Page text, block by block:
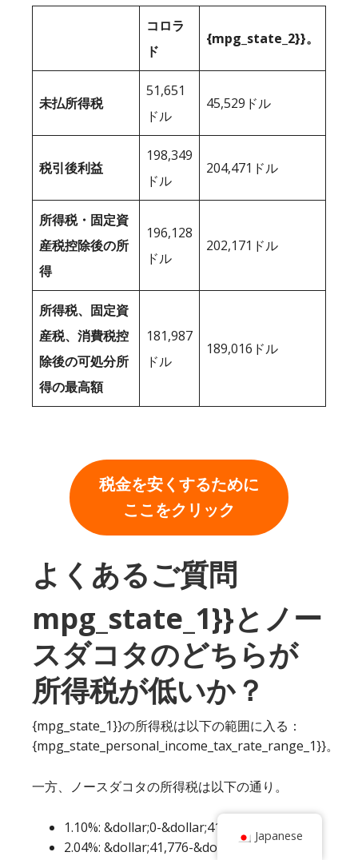
コロラ
ド
{mpg_state_2}}。
未払所得税
51,651
ドル
45,529ドル
税引後利益
198,349
ドル
204,471ドル
所得税・固定資
産税控除後の所
得
196,128
ドル
202,171ドル
所得税、固定資
産税、消費税控
除後の可処分所
得の最高額
181,987
ドル
189,016ドル
税金を安くするために
ここをクリック
よくあるご質問
mpg_state_1}}とノー
スダコタのどちらが
所得税が低いか？
{mpg_state_1}}の所得税は以下の範囲に入る：
{mpg_state_personal_income_tax_rate_range_1}}。
一方、ノースダコタの所得税は以下の通り。
1.10%: &dollar;0-&dollar;41,775
2.04%: &dollar;41,776-&dollar;101,050
Japanese